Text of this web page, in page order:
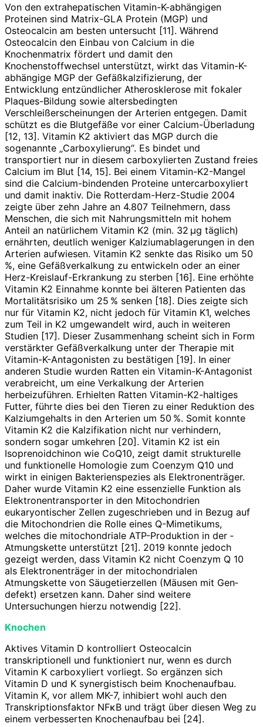
Von den extrahepatischen Vitamin-K-abhängigen
Proteinen sind Matrix-GLA Protein (MGP) und
Osteocalcin am besten untersucht [11]. Während
Osteocalcin den Einbau von Calcium in die
Knochenmatrix fördert und damit den
Knochenstoffwechsel unterstützt, wirkt das Vitamin-K-
abhängige MGP der Gefäßkalzifizierung, der
Entwicklung entzündlicher Atherosklerose mit fokaler
Plaques-Bildung sowie altersbedingten
Verschleißerscheinungen der Arterien entgegen. Damit
schützt es die Blut­gefäße vor einer Calcium-Überladung
[12, 13]. Vitamin K2 aktiviert das MGP durch die
sogenannte „Carboxylierung“. Es bindet und
transportiert nur in diesem carboxylierten Zustand freies
Calcium im Blut [14, 15]. Bei einem Vitamin-K2-Mangel
sind die Calcium-bindenden Proteine untercarboxyliert
und damit inaktiv. Die Rotterdam-Herz-Studie 2004
zeigte über zehn Jahre an 4.807 Teilnehmern, dass
Menschen, die sich mit Nahrungsmitteln mit hohem
Anteil an natürlichem Vita­min K2 (min. 32 µg täglich)
ernährten, deutlich weniger Kalziumablagerungen in den
Arterien aufwiesen. Vitamin K2 senkte das Risiko um 50
%, eine Gefäßverkalkung zu entwickeln oder an einer
Herz-Kreislauf-­Erkrankung zu sterben [16]. Eine erhöhte
Vitamin K2 Einnahme konnte bei älteren Patienten das
Mortalitätsrisiko um 25 % senken [18]. Dies zeigte sich
nur für Vitamin K2, nicht jedoch für Vitamin K1, welches
zum Teil in K2 umgewandelt wird, auch in weiteren
Studien [17]. Dieser Zusammenhang scheint sich in Form
verstärkter Gefäßverkalkung unter der Therapie mit
Vitamin-K-Antagonisten zu bestätigen [19]. In einer
anderen Studie wurden Ratten ein Vitamin-K-Antagonist
verabreicht, um eine Verkalkung der Arterien
herbeizuführen. Erhielten Ratten Vitamin-K2-haltiges
Futter, führte dies bei den Tieren zu einer Reduktion des
Kalziumgehalts in den Arterien um 50 %. Somit konnte
Vitamin K2 die Kalzifikation nicht nur verhindern,
sondern sogar umkehren [20]. Vitamin K2 ist ein
Isoprenoidchinon wie CoQ10, zeigt damit strukturelle
und funktionelle Homologie zum Coenzym Q10 und
wirkt in einigen Bakterienspezies als Elektronenträger.
Daher wurde Vitamin K2 eine essenzielle Funktion als
Elektronentransporter in den Mitochondrien
eukaryontischer Zellen zugeschrieben und in Bezug auf
die Mitochondrien die Rolle eines Q-Mimetikums,
welches die mitochondriale ATP-Produktion in der ­
Atmungskette unterstützt [21]. 2019 konnte jedoch
gezeigt werden, dass Vitamin K2 nicht Coenzym Q 10
als Elektronenträger in der ­mitochondrialen
Atmungskette von Säugetierzellen (Mäusen mit Gen­
defekt) ersetzen kann. Daher sind weitere
Untersuchungen hierzu notwendig [22].
Knochen
Aktives Vitamin D kontrolliert Osteocalcin
transkriptionell und funktioniert nur, wenn es durch
Vitamin K carboxyliert vorliegt. So ergänzen sich
Vitamin D und K synergistisch beim Knochenaufbau.
Vitamin K, vor allem MK-7, inhibiert wohl auch den
Transkriptionsfaktor NFκB und trägt über diesen Weg zu
einem verbesserten Knochenaufbau bei [24].